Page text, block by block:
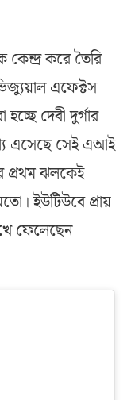
করে তৈরি
এফেক্টস
দেবী দুর্গার
এসেছে সেই এআই
প্রথম ঝলকেই
ইউটিউবে প্রায়
ফেলেছেন